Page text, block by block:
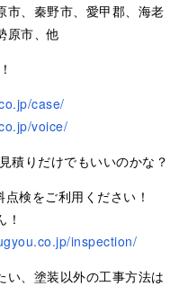
市、秦野市、愛甲郡、海老
原市、他
case/
voice/
積りだけでもいいのかな？
検をご利用ください！
inspection/
、塗装以外の工事方法は